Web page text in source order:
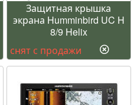
Защитная крышка
экрана Humminbird UC H
8/9 Helix
снят с продажи